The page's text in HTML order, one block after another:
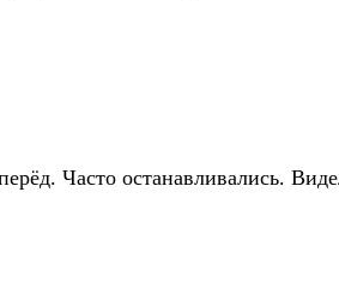
Часто останавливались.